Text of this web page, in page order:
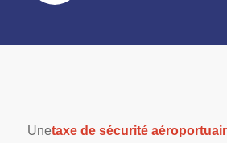
Unetaxe de sécurité